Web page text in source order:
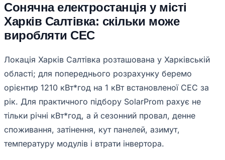
Сонячна електростанція у місті
Харків Салтівка: скільки може
виробляти СЕС
Локація Харків Салтівка розташована у Харківській
області; для попереднього розрахунку беремо
орієнтир 1210 кВт*год на 1 кВт встановленої СЕС за
рік. Для практичного підбору SolarProm рахує не
тільки річні кВт*год, а й сезонний провал, денне
споживання, затінення, кут панелей, азимут,
температуру модулів і втрати інвертора.